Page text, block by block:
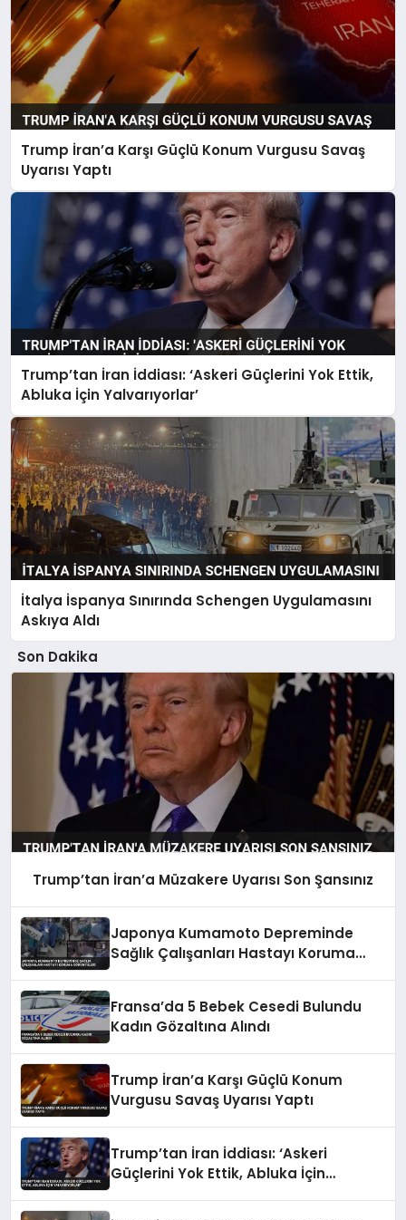
Trump İran’a Karşı Güçlü Konum Vurgusu Savaş
Uyarısı Yaptı
Trump’tan İran İddiası: ‘Askeri Güçlerini Yok Ettik,
Abluka İçin Yalvarıyorlar’
İtalya İspanya Sınırında Schengen Uygulamasını
Askıya Aldı
Son Dakika
Trump’tan İran’a Müzakere Uyarısı Son Şansınız
Japonya Kumamoto Depreminde
Sağlık Çalışanları Hastayı Koruma
Fransa’da 5 Bebek Cesedi Bulundu
Kadın Gözaltına Alındı
Trump İran’a Karşı Güçlü Konum
Vurgusu Savaş Uyarısı Yaptı
Trump’tan İran İddiası: ‘Askeri
Güçlerini Yok Ettik, Abluka İçin